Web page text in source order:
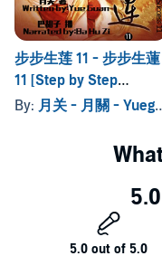
步步生莲 11 - 步步生蓮
11 [Step by Step
Success 11]
By: 月关 - 月關 - Yueguan